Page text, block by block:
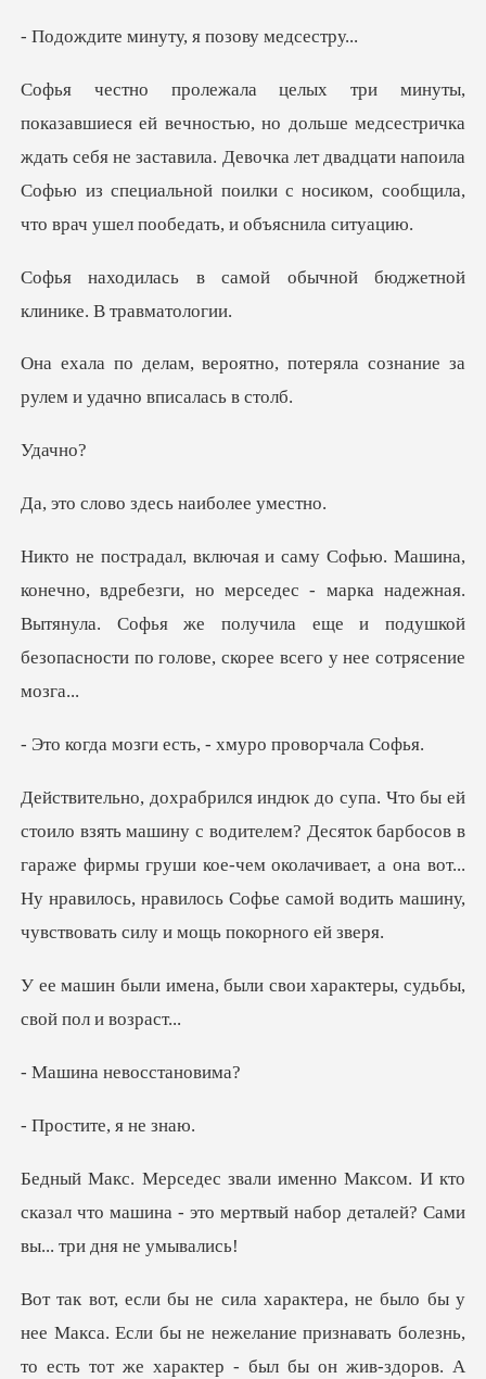
инуту, я позо
дсестричка
ждать себя не заставила. Девочка лет двадцати напоила
Софью из специа
ой обычной бюджетной
к
, потеряла сознание за
рулем
ач
о здесь наиб
, но мерседес - марка надежная.
Вытянула. Софья же получила еще и по
и есть, - хмуро
? Десяток барбосов в
гараже фирмы груши кое-чем околачивает, а она вот...
Ну нравил
ыли свои характеры, судь
невосст
ите, я
И кто
сказал что машина - это мертвый наб
признавать болезнь,
то есть тот же характер - был бы он жив-здоров. А